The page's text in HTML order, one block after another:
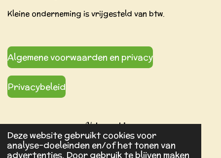
Deze website gebruikt cookies voor
analyse-doeleinden en/of het tonen van
advertenties. Door gebruik te blijven maken
Kleine onderneming is vrijgesteld van btw.
Algemene voorwaarden en privacy
Privacybeleid
Volg ons hier: